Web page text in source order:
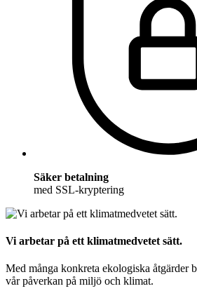
Säker betalning
med SSL-kryptering
Vi arbetar på ett klimatmedvetet sätt.
Med många konkreta ekologiska åtgärder
vår påverkan på miljö och klimat.